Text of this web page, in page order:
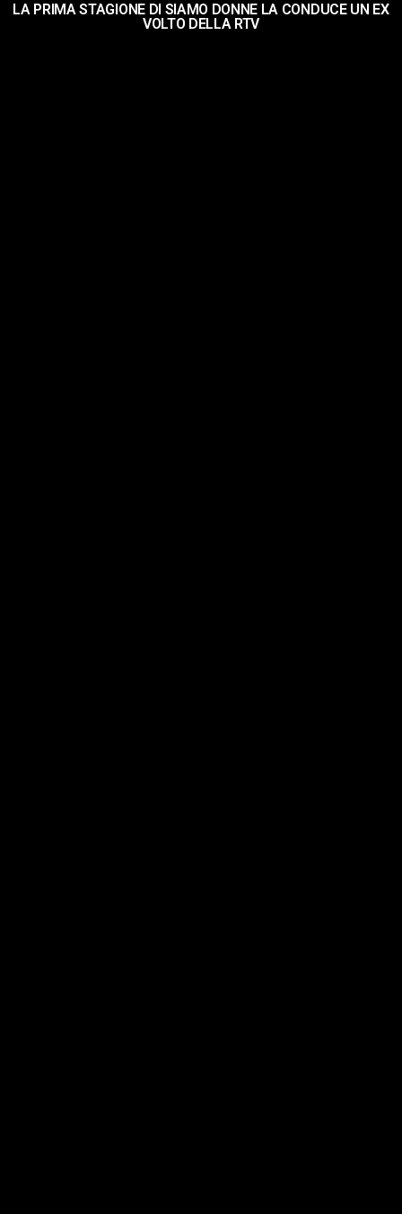
LA PRIMA STAGIONE DI SIAMO DONNE LA CONDUCE UN EX
VOLTO DELLA RTV